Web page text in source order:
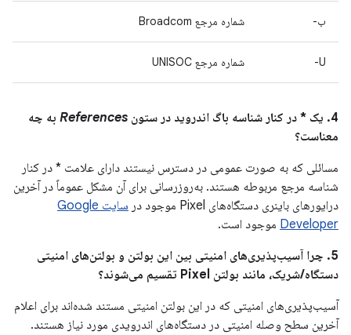
ب- شماره مرجع Broadcom
U- شماره مرجع UNISOC
4. یک * در کنار شناسه باگ اندروید در ستون References به چه
معناست؟
مسائلی که به صورت عمومی در دسترس نیستند دارای علامت * در کنار
شناسه مرجع مربوطه هستند. به‌روزرسانی برای آن مشکل عموماً در آخرین
درایورهای باینری دستگاه‌های Pixel موجود در
سایت Google
Developer موجود است.
5. چرا آسیب‌پذیری‌های امنیتی بین این بولتن و بولتن‌های امنیتی
دستگاه/شریک، مانند بولتن Pixel تقسیم می‌شوند؟
آسیب‌پذیری‌های امنیتی که در این بولتن امنیتی مستند شده‌اند برای اعلام
آخرین سطح وصله امنیتی در دستگاه‌های اندرویدی مورد نیاز هستند.